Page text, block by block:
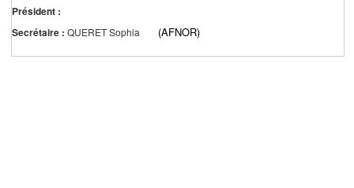
Président :
Secrétaire : QUERET Sophia (AFNOR)